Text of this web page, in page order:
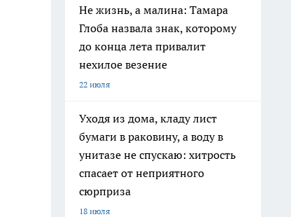
Не жизнь, а малина: Тамара
Глоба назвала знак, которому
до конца лета привалит
нехилое везение
22 июля
Уходя из дома, кладу лист
бумаги в раковину, а воду в
унитазе не спускаю: хитрость
спасает от неприятного
сюрприза
18 июля